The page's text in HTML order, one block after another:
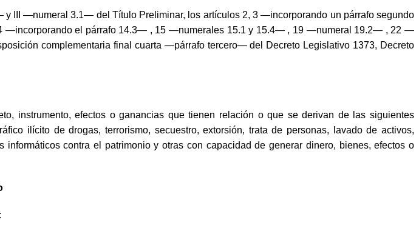
y III —numeral 3.1— del Título Preliminar, los artículos 2, 3 —incorporando un párrafo segundo
el párrafo 14.3— , 15 —numerales 15.1 y 15.4— , 19 —numeral 19.2— , 22 —
complementaria final cuarta —párrafo tercero— del Decreto Legislativo 1373, Decreto
instrumento, efectos o ganancias que tienen relación o que se derivan de las siguientes
ilícito de drogas, terrorismo, secuestro, extorsión, trata de personas, lavado de activos,
contra el patrimonio y otras con capacidad de generar dinero, bienes, efectos o